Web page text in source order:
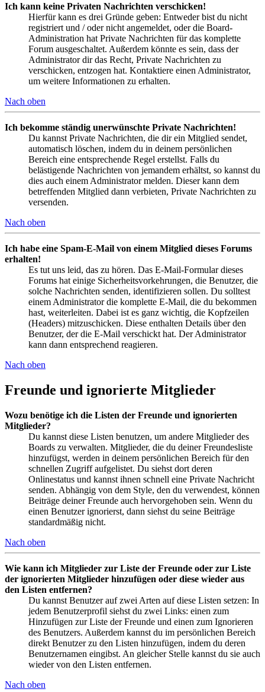
Ich kann keine Privaten Nachrichten verschicken!
Hierfür kann es drei Gründe geben: Entweder bist du nicht
registriert und / oder nicht angemeldet, oder die Board-
Administration hat Private Nachrichten für das komplette
Forum ausgeschaltet. Außerdem könnte es sein, dass der
Administrator dir das Recht, Private Nachrichten zu
verschicken, entzogen hat. Kontaktiere einen Administrator,
um weitere Informationen zu erhalten.
Nach oben
Ich bekomme ständig unerwünschte Private Nachrichten!
Du kannst Private Nachrichten, die dir ein Mitglied sendet,
automatisch löschen, indem du in deinem persönlichen
Bereich eine entsprechende Regel erstellst. Falls du
belästigende Nachrichten von jemandem erhältst, so kannst du
dies auch einem Administrator melden. Dieser kann dem
betreffenden Mitglied dann verbieten, Private Nachrichten zu
versenden.
Nach oben
Ich habe eine Spam-E-Mail von einem Mitglied dieses Forums
erhalten!
Es tut uns leid, das zu hören. Das E-Mail-Formular dieses
Forums hat einige Sicherheitsvorkehrungen, die Benutzer, die
solche Nachrichten senden, identifizieren sollen. Du solltest
einem Administrator die komplette E-Mail, die du bekommen
hast, weiterleiten. Dabei ist es ganz wichtig, die Kopfzeilen
(Headers) mitzuschicken. Diese enthalten Details über den
Benutzer, der die E-Mail verschickt hat. Der Administrator
kann dann entsprechend reagieren.
Nach oben
Freunde und ignorierte Mitglieder
Wozu benötige ich die Listen der Freunde und ignorierten
Mitglieder?
Du kannst diese Listen benutzen, um andere Mitglieder des
Boards zu verwalten. Mitglieder, die du deiner Freundesliste
hinzufügst, werden in deinem persönlichen Bereich für den
schnellen Zugriff aufgelistet. Du siehst dort deren
Onlinestatus und kannst ihnen schnell eine Private Nachricht
senden. Abhängig von dem Style, den du verwendest, können
Beiträge deiner Freunde auch hervorgehoben sein. Wenn du
einen Benutzer ignorierst, dann siehst du seine Beiträge
standardmäßig nicht.
Nach oben
Wie kann ich Mitglieder zur Liste der Freunde oder zur Liste
der ignorierten Mitglieder hinzufügen oder diese wieder aus
den Listen entfernen?
Du kannst Benutzer auf zwei Arten auf diese Listen setzen: In
jedem Benutzerprofil siehst du zwei Links: einen zum
Hinzufügen zur Liste der Freunde und einen zum Ignorieren
des Benutzers. Außerdem kannst du im persönlichen Bereich
direkt Benutzer zu den Listen hinzufügen, indem du deren
Benutzernamen eingibst. An gleicher Stelle kannst du sie auch
wieder von den Listen entfernen.
Nach oben